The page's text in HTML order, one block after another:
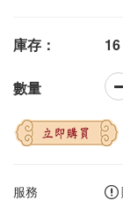
庫存： 16
數量
立即購買
服務